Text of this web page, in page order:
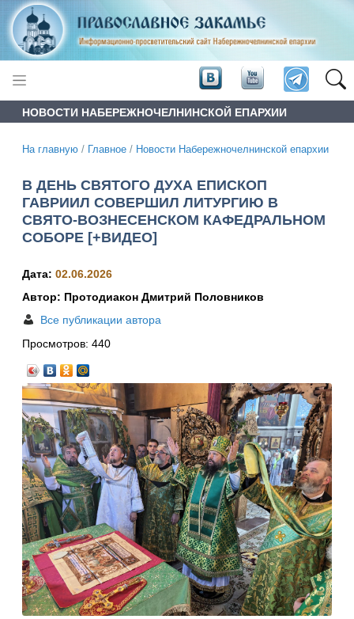
НОВОСТИ НАБЕРЕЖНОЧЕЛНИНСКОЙ ЕПАРХИИ
На главную / Главное / Новости Набережночелнинской епархии
В ДЕНЬ СВЯТОГО ДУХА ЕПИСКОП
ГАВРИИЛ СОВЕРШИЛ ЛИТУРГИЮ В
СВЯТО-ВОЗНЕСЕНСКОМ КАФЕДРАЛЬНОМ
СОБОРЕ [+ВИДЕО]
Дата: 02.06.2026
Автор: Протодиакон Дмитрий Половников
Все публикации автора
Просмотров: 440